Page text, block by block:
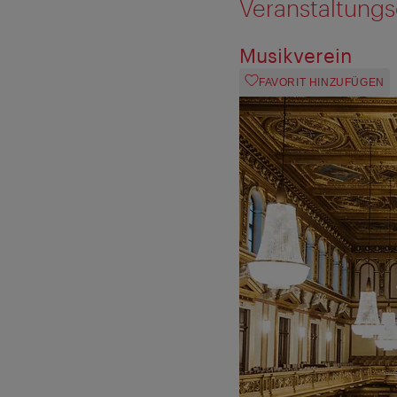
Musikverein
FAVORIT HINZUFÜGEN